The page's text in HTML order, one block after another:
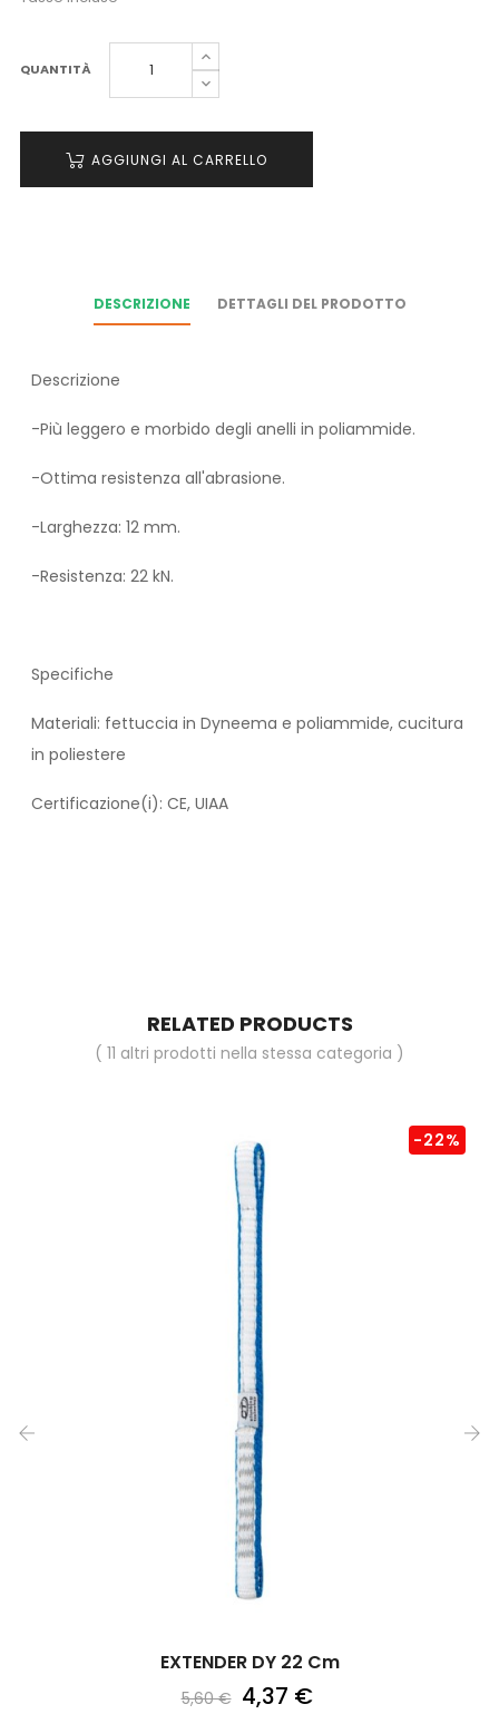
QUANTITÀ
AGGIUNGI AL CARRELLO
DESCRIZIONE DETTAGLI DEL PRODOTTO
Descrizione
-Più leggero e morbido degli anelli in poliammide.
-Ottima resistenza all'abrasione.
-Larghezza: 12 mm.
-Resistenza: 22 kN.
Specifiche
Materiali: fettuccia in Dyneema e poliammide, cucitura
in poliestere
Certificazione(i): CE, UIAA
RELATED PRODUCTS
( 11 altri prodotti nella stessa categoria )
EXTENDER DY 22 Cm
5,60 €
-22%
4,37 €